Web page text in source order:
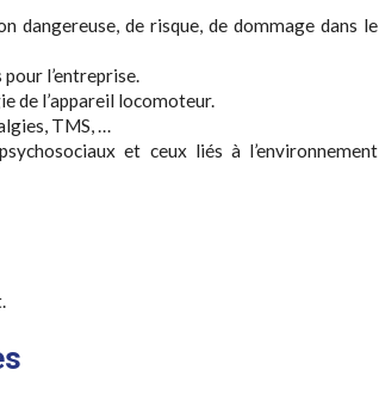
dangereuse, de risque, de dommage dans le
l’entreprise.
de l’appareil locomoteur.
TMS, …
et ceux liés à l’environnement